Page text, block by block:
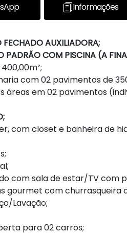
Informações
AUXILIADORA;
PADRÃO COM PISCINA (A
com 02 pavimentos de
áreas em 02 pavimentos
com closet e banheira de
com sala de estar/TV com
gourmet com churrasqueira
Lavação;
para 02 carros;